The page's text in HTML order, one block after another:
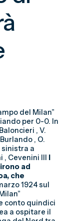
del Milan”
per 0-0. In
, V.
, O.
sinistra a
, Cevenini III I
ad
che
1924 sul
conto quindici
a ospitare il